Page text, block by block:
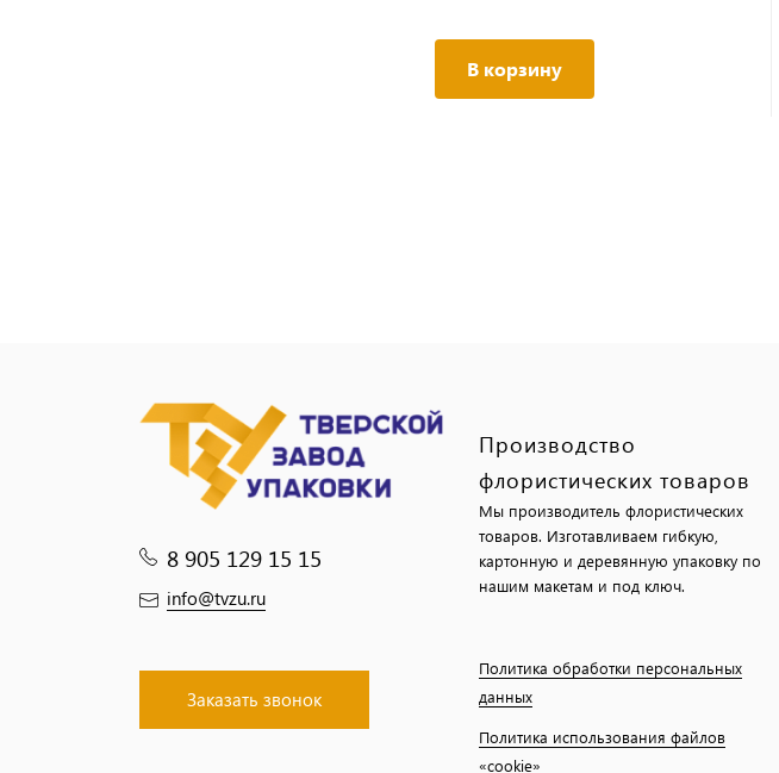
В корзину
8 905 129 15 15
info@tvzu.ru
Заказать звонок
Производство
флористических товаров
Мы производитель флористических
товаров. Изготавливаем гибкую,
картонную и деревянную упаковку по
нашим макетам и под ключ.
Политика обработки персональных
данных
Политика использования файлов
«cookie»